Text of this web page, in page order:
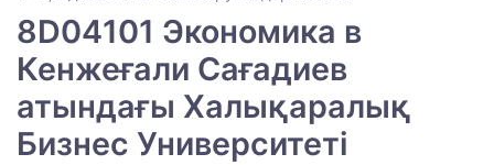
8D04101 Экономика в
Кенжеғали Сағадиев
атындағы Халықаралық
Бизнес Университеті